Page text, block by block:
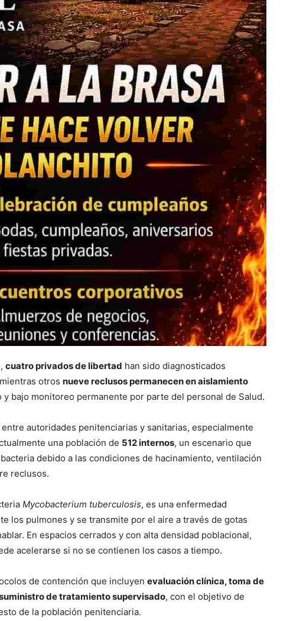
cuatro privados de libertad han sido diagnosticados
otros nueve reclusos permanecen en aislamiento
bajo monitoreo permanente por parte del personal de Salud.
autoridades penitenciarias y sanitarias, especialmente
una población de 512 internos, un escenario que
debido a las condiciones de hacinamiento, ventilación
reclusos.
Mycobacterium tuberculosis, es una enfermedad
los pulmones y se transmite por el aire a través de gotas
En espacios cerrados y con alta densidad poblacional,
acelerarse si no se contienen los casos a tiempo.
de contención que incluyen evaluación clínica, toma de
de tratamiento supervisado, con el objetivo de
de la población penitenciaria.